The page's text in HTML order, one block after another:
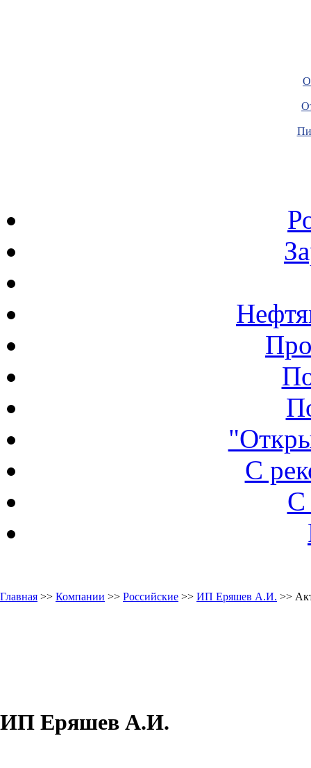
С
С
Главная >> Компании >> Российские >> ИП Еряшев А.И. >>
ИП Еряшев А.И.